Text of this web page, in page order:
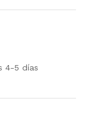
4-5 días